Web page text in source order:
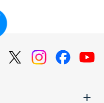
ページ